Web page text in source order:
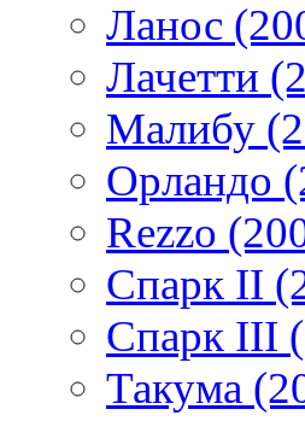
Ланос
Лачетти
Малибу
Орландо
Rezzo
Спарк II
Спарк III
Такума